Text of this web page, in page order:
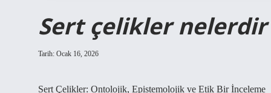
Sert çelikler nelerdir
Tarih: Ocak 16, 2026
Sert Çelikler: Ontolojik, Epistemolojik ve Etik Bir İnceleme